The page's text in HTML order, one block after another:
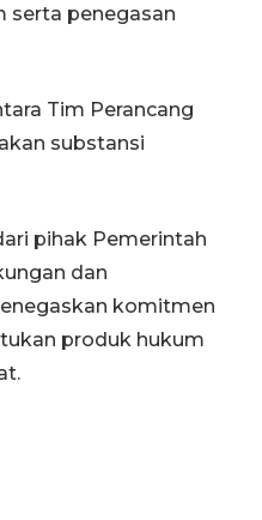
serta penegasan
Tim Perancang
substansi
pihak Pemerintah
dan
komitmen
produk hukum